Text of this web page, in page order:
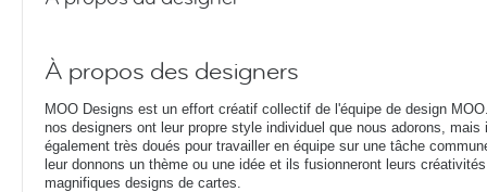
À propos des designers
MOO Designs est un effort créatif collectif de l'équipe de design
nos designers ont leur propre style individuel que nous adorons, mais
également très doués pour travailler en équipe sur une tâche
leur donnons un thème ou une idée et ils fusionneront leurs
magnifiques designs de cartes.